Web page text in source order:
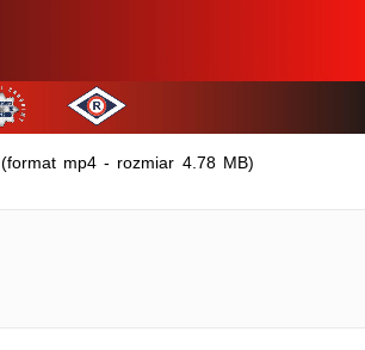
(format mp4 - rozmiar 4.78 MB)